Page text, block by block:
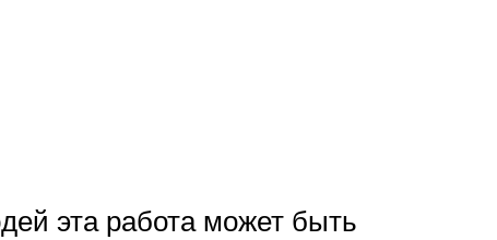
эта работа может быть